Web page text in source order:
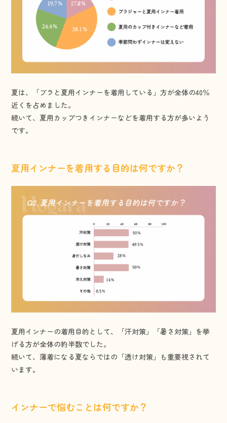
夏は、「ブラと夏用インナーを着用している」方が全体の40％
近くを占めました。
続いて、夏用カップつきインナーなどを着用する方が多いよう
です。
夏用インナーを着用する目的は何ですか？
夏用インナーの着用目的として、「汗対策」「暑さ対策」を挙
げる方が全体の約半数でした。
続いて、薄着になる夏ならではの「透け対策」も重要視されて
います。
インナーで悩むことは何ですか？